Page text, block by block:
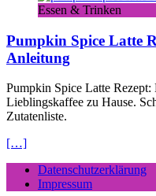
Essen & Trinken
Pumpkin Spice Latte
Anleitung
Pumpkin Spice Latte Rezept:
Lieblingskaffee zu Hause.
Zutatenliste.
[…]
Datenschutzerklärung
Impressum